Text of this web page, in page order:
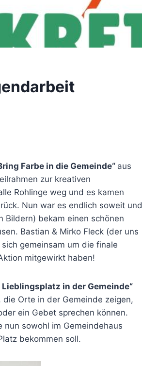
Farbe in die Gemeinde“ aus
zur kreativen
Rohlinge weg und es kamen
Nun war es endlich soweit und
Bildern) bekam einen schönen
Bastian & Mirko Fleck (der uns
gemeinsam um die finale
mitgewirkt haben!
Lieblingsplatz in der Gemeinde“
Orte in der Gemeinde zeigen,
ein Gebet sprechen können.
nun sowohl im Gemeindehaus
bekommen soll.